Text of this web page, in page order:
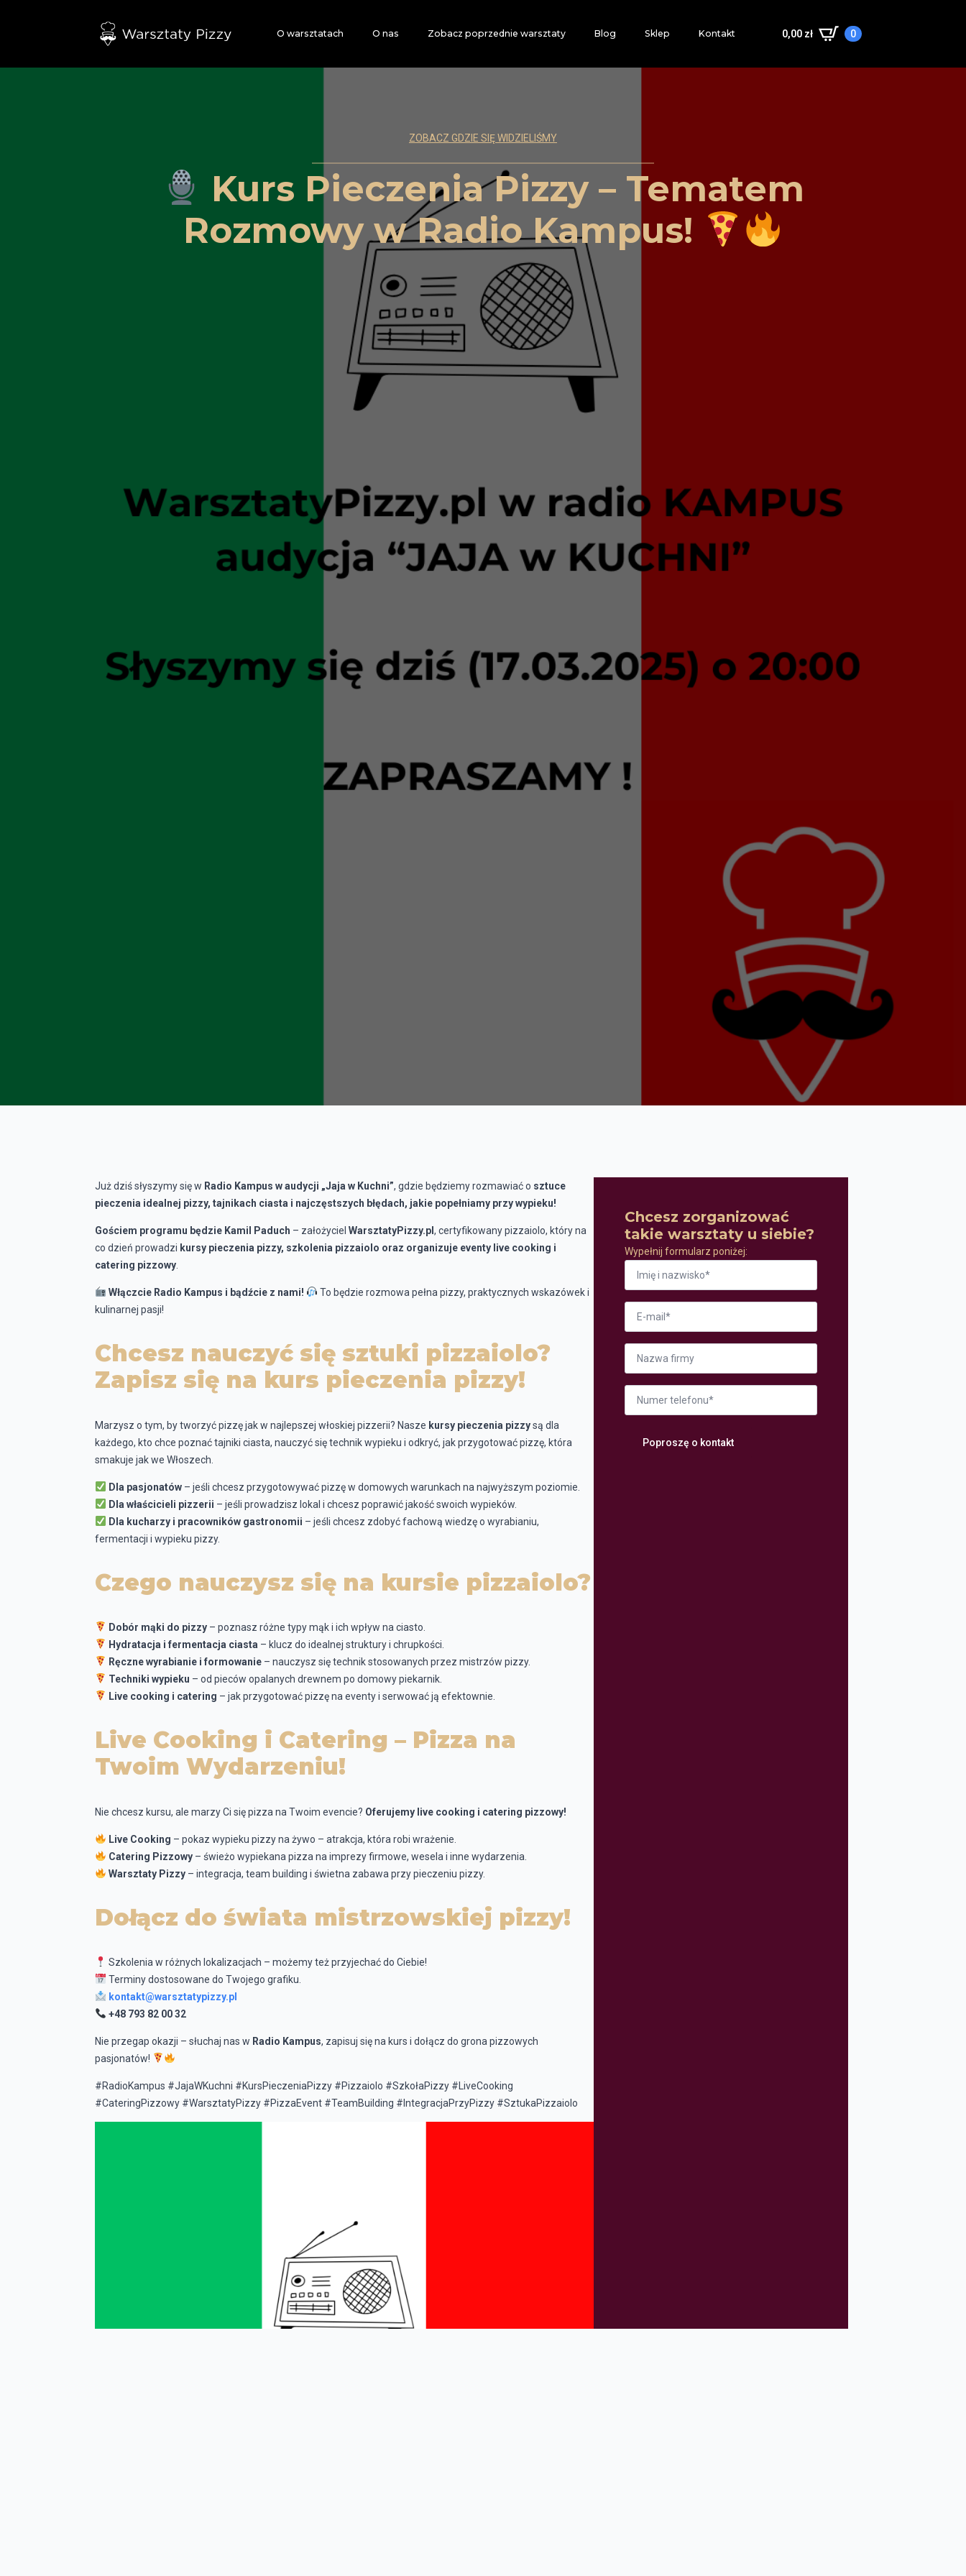
O warsztatach O nas Zobacz poprzednie warsztaty Blog Sklep Kontakt 0,00 zł 0
ZOBACZ GDZIE SIĘ WIDZIELIŚMY
Kurs Pieczenia Pizzy – Tematem
Rozmowy w Radio Kampus!
Już dziś słyszymy się w Radio Kampus w audycji „Jaja w Kuchni”, gdzie będziemy rozmawiać o sztuce
pieczenia idealnej pizzy, tajnikach ciasta i najczęstszych błędach, jakie popełniamy przy wypieku!
Gościem programu będzie Kamil Paduch – założyciel WarsztatyPizzy.pl , certyfikowany pizzaiolo, który na
co dzień prowadzi kursy pieczenia pizzy, szkolenia pizzaiolo oraz organizuje eventy live cooking i
catering pizzowy
Włączcie Radio Kampus i bądźcie z nami!
To będzie rozmowa pełna pizzy, praktycznych wskazówek i
kulinarnej pasji!
Chcesz nauczyć się sztuki pizzaiolo?
Zapisz się na kurs pieczenia pizzy!
Marzysz o tym, by tworzyć pizzę jak w najlepszej włoskiej pizzerii? Nasze kursy pieczenia pizzysą dla
każdego, kto chce poznać tajniki ciasta, nauczyć się technik wypieku i odkryć, jak przygotować pizzę, która
smakuje jak we Włoszech.
Dla pasjonatów– jeśli chcesz przygotowywać pizzę w domowych warunkach na najwyższym poziomie.
Dla właścicieli pizzerii – jeśli prowadzisz lokal i chcesz poprawić jakość swoich wypieków.
Dla kucharzy i pracowników gastronomii – jeśli chcesz zdobyć fachową wiedzę o wyrabianiu,
fermentacji i wypieku pizzy.
Czego nauczysz się na kursie pizzaiolo?
Dobór mąki do pizzy– poznasz różne typy mąk i ich wpływ na ciasto.
Hydratacja i fermentacja ciasta – klucz do idealnej struktury i chrupkości.
Ręczne wyrabianie i formowanie– nauczysz się technik stosowanych przez mistrzów pizzy.
Techniki wypieku – od pieców opalanych drewnem po domowy piekarnik.
Live cooking i catering – jak przygotować pizzę na eventy i serwować ją efektownie.
Live Cooking i Catering – Pizza na
Twoim Wydarzeniu!
Nie chcesz kursu, ale marzy Ci się pizza na Twoim evencie? Oferujemy live cooking i catering pizzowy!
Live Cooking – pokaz wypieku pizzy na żywo – atrakcja, która robi wrażenie.
Catering Pizzowy– świeżo wypiekana pizza na imprezy firmowe, wesela i inne wydarzenia.
Warsztaty Pizzy– integracja, team building i świetna zabawa przy pieczeniu pizzy.
Dołącz do świata mistrzowskiej pizzy!
Szkolenia w różnych lokalizacjach – możemy też przyjechać do Ciebie!
Terminy dostosowane do Twojego grafiku.
kontakt@warsztatypizzy.pl
+48 793 82 00 32
Nie przegap okazji – słuchaj nas w Radio Kampus, zapisuj się na kurs i dołącz do grona pizzowych
pasjonatów!
#RadioKampus #JajaWKuchni #KursPieczeniaPizzy #Pizzaiolo #SzkołaPizzy #LiveCooking
#CateringPizzowy #WarsztatyPizzy #PizzaEvent #TeamBuilding #IntegracjaPrzyPizzy #SztukaPizzaiolo
Chcesz zorganizować
takie warsztaty u siebie?
Wypełnij formularz poniżej:
Imię
nazwisko
Email
Firma
Numer
telefonu
Poproszę o kontakt